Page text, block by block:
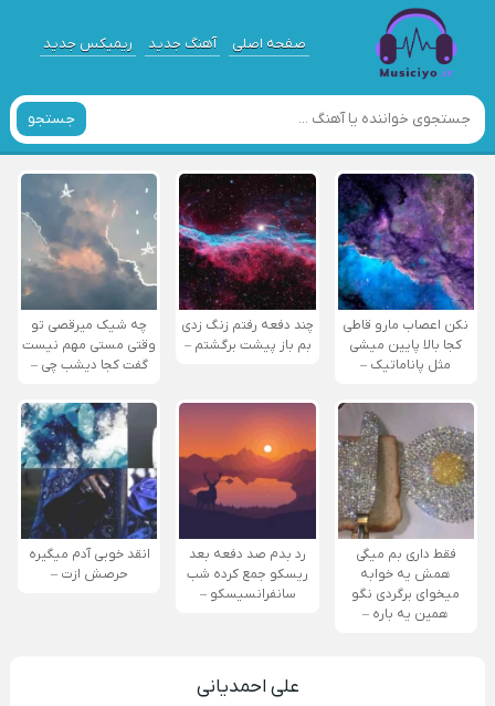
صفحه اصلی آهنگ جدید ریمیکس جدید
جستجو
نکن اعصاب مارو قاطی
کجا بالا پایین میشی
مثل پاناماتیک –
چند دفعه رفتم زنگ زدی
بم باز پیشت برگشتم –
چه شیک میرقصی تو
وقتی مستی مهم نیست
گفت کجا دیشب چی –
فقط داری بم میگی
همش یه خوابه
میخوای برگردی نگو
همین یه باره –
رد بدم صد دفعه بعد
ریسکو جمع کرده شب
سانفرانسیسکو –
انقد خوبی آدم میگیره
حرصش ازت –
علی احمدیانی